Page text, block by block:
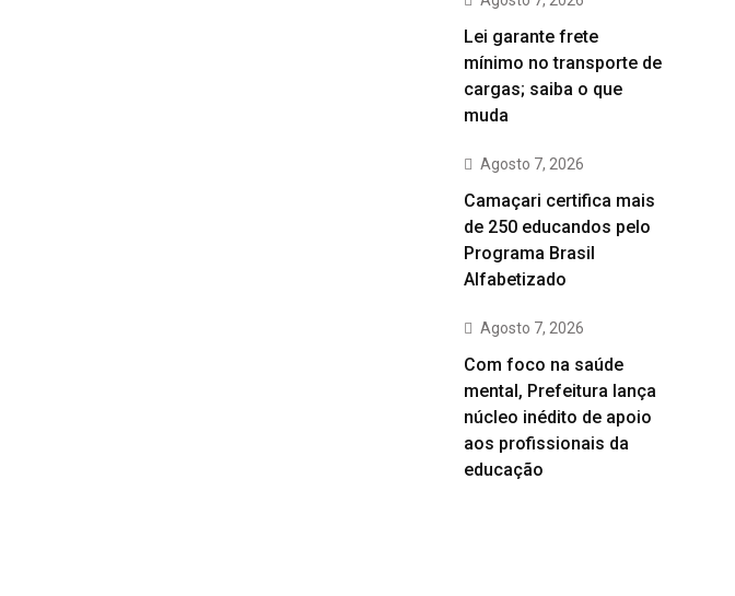
Lei garante frete
mínimo no transporte de
cargas; saiba o que
muda
Agosto 7, 2026
Camaçari certifica mais
de 250 educandos pelo
Programa Brasil
Alfabetizado
Agosto 7, 2026
Com foco na saúde
mental, Prefeitura lança
núcleo inédito de apoio
aos profissionais da
educação